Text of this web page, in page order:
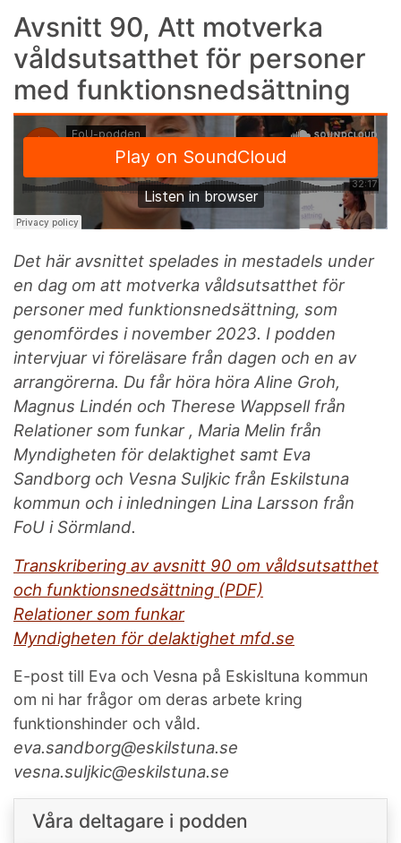
Avsnitt 90, Att motverka
våldsutsatthet för personer
med funktionsnedsättning
Det här avsnittet spelades in mestadels under
en dag om att motverka våldsutsatthet för
personer med funktionsnedsättning, som
genomfördes i november 2023. I podden
intervjuar vi föreläsare från dagen och en av
arrangörerna. Du får höra höra Aline Groh,
Magnus Lindén och Therese Wappsell från
Relationer som funkar , Maria Melin från
Myndigheten för delaktighet samt Eva
Sandborg och Vesna Suljkic från Eskilstuna
kommun och i inledningen Lina Larsson från
FoU i Sörmland.
Transkribering av avsnitt 90 om våldsutsatthet
och funktionsnedsättning (PDF)
Relationer som funkar
Myndigheten för delaktighet mfd.se
E-post till Eva och Vesna på Eskisltuna kommun
om ni har frågor om deras arbete kring
funktionshinder och våld.
eva.sandborg@eskilstuna.se
vesna.suljkic@eskilstuna.se
Våra deltagare i podden